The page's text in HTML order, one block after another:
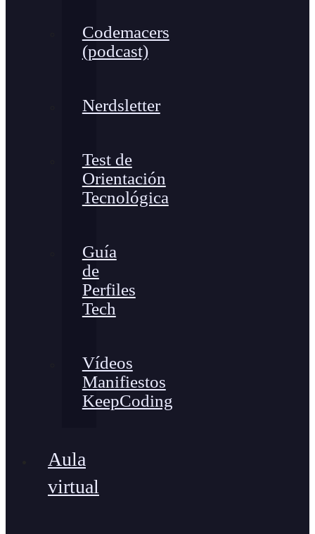
Codemacers
(podcast)
Nerdsletter
Test de
Orientación
Tecnológica
Guía
de
Perfiles
Tech
Vídeos
Manifiestos
KeepCoding
Aula
virtual